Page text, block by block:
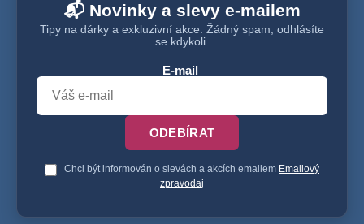
📬 Novinky a slevy e-mailem
Tipy na dárky a exkluzivní akce. Žádný spam, odhlásíte
se kdykoli.
E-mail
ODEBÍRAT
Chci být informován o slevách a akcích emailem Emailový
zpravodaj